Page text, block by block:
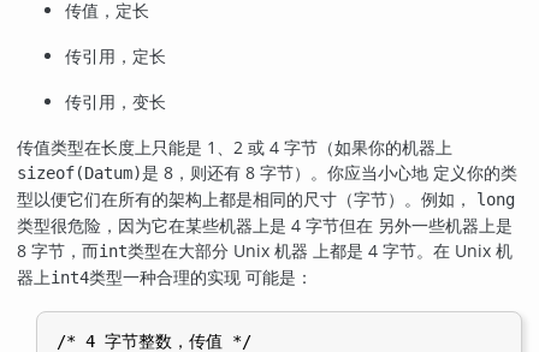
传值，定长
传引用，定长
传引用，变长
传值类型在长度上只能是 1、2 或 4 字节（如果你的机器上
sizeof(Datum)是 8，则还有 8 字节）。你应当小心地 定义你的类
型以便它们在所有的架构上都是相同的尺寸（字节）。例如，
long
类型很危险，因为它在某些机器上是 4 字节但在 另外一些机器上是
8 字节，而int类型在大部分 Unix 机器 上都是 4 字节。在 Unix 机
器上int4类型一种合理的实现 可能是：
/* 4 字节整数，传值 */